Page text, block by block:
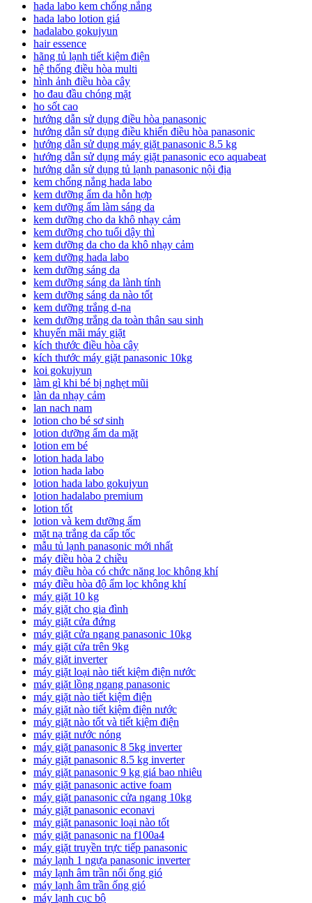
hada labo kem chống nắng
hada labo lotion giá
hadalabo gokujyun
hair essence
hãng tủ lạnh tiết kiệm điện
hệ thống điều hòa multi
hình ảnh điều hòa cây
ho đau đầu chóng mặt
ho sốt cao
hướng dẫn sử dụng điều hòa panasonic
hướng dẫn sử dụng điều khiển điều hòa panasonic
hướng dẫn sử dụng máy giặt panasonic 8.5 kg
hướng dẫn sử dụng máy giặt panasonic eco aquabeat
hướng dẫn sử dụng tủ lạnh panasonic nội địa
kem chống nắng hada labo
kem dưỡng ẩm da hỗn hợp
kem dưỡng ẩm làm sáng da
kem dưỡng cho da khô nhạy cảm
kem dưỡng cho tuổi dậy thì
kem dưỡng da cho da khô nhạy cảm
kem dưỡng hada labo
kem dưỡng sáng da
kem dưỡng sáng da lành tính
kem dưỡng sáng da nào tốt
kem dưỡng trắng d-na
kem dưỡng trắng da toàn thân sau sinh
khuyến mãi máy giặt
kích thước điều hòa cây
kích thước máy giặt panasonic 10kg
koi gokujyun
làm gì khi bé bị nghẹt mũi
làn da nhạy cảm
lan nach nam
lotion cho bé sơ sinh
lotion dưỡng ẩm da mặt
lotion em bé
lotion hada labo
lotion hada labo
lotion hada labo gokujyun
lotion hadalabo premium
lotion tốt
lotion và kem dưỡng ẩm
mặt nạ trắng da cấp tốc
mẫu tủ lạnh panasonic mới nhất
máy điều hòa 2 chiều
máy điều hòa có chức năng lọc không khí
máy điều hòa độ ẩm lọc không khí
máy giặt 10 kg
máy giặt cho gia đình
máy giặt cửa đứng
máy giặt cửa ngang panasonic 10kg
máy giặt cửa trên 9kg
máy giặt inverter
máy giặt loại nào tiết kiệm điện nước
máy giặt lồng ngang panasonic
máy giặt nào tiết kiệm điện
máy giặt nào tiết kiệm điện nước
máy giặt nào tốt và tiết kiệm điện
máy giặt nước nóng
máy giặt panasonic 8 5kg inverter
máy giặt panasonic 8.5 kg inverter
máy giặt panasonic 9 kg giá bao nhiêu
máy giặt panasonic active foam
máy giặt panasonic cửa ngang 10kg
máy giặt panasonic econavi
máy giặt panasonic loại nào tốt
máy giặt panasonic na f100a4
máy giặt truyền trực tiếp panasonic
máy lạnh 1 ngựa panasonic inverter
máy lạnh âm trần nối ống gió
máy lạnh âm trần ống gió
máy lạnh cục bộ